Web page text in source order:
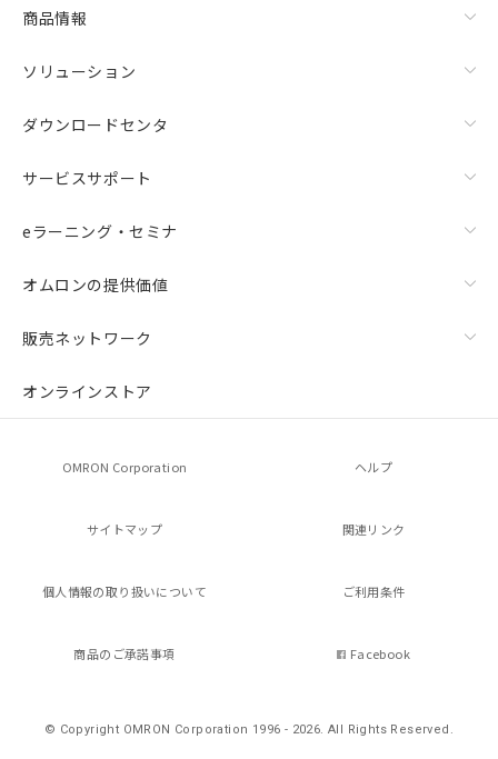
商品情報
ソリューション
ダウンロードセンタ
サービスサポート
eラーニング・セミナ
オムロンの提供価値
販売ネットワーク
オンラインストア
OMRON Corporation ヘルプ
サイトマップ 関連リンク
個人情報の取り扱いについて ご利用条件
商品のご承諾事項 Facebook
© Copyright OMRON Corporation 1996 - 2026.All Rights Reserved.